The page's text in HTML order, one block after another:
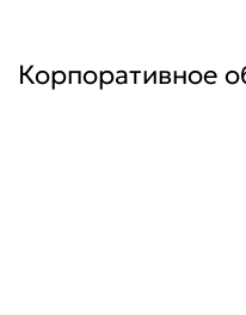
Корпоративное